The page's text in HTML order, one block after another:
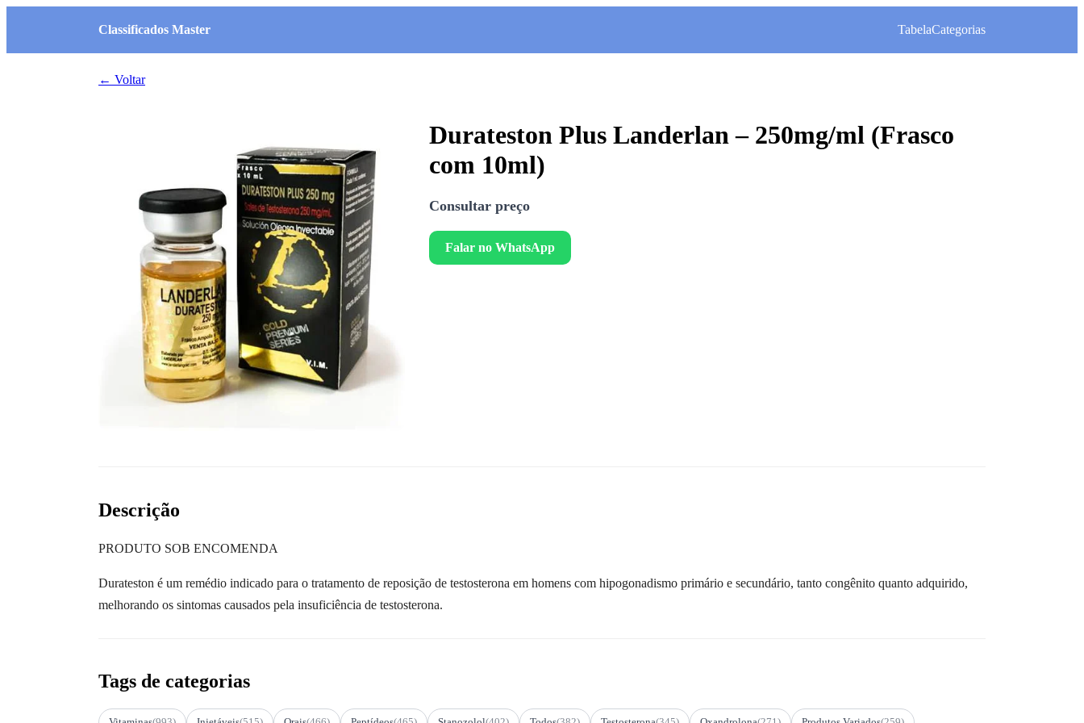
Classificados Master TabelaCategorias
← Voltar
Durateston Plus Landerlan – 250mg/ml (Frasco
com 10ml)
Consultar preço
Falar no WhatsApp
Descrição
PRODUTO SOB ENCOMENDA
Durateston é um remédio indicado para o tratamento de reposição de testosterona em homens com hipogonadismo primário e secundário, tanto congênito quanto adquirido,
melhorando os sintomas causados pela insuficiência de testosterona.
Tags de categorias